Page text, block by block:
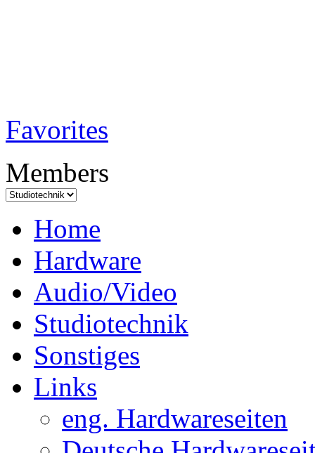
Favorites
Members
Home
Hardware
Audio/Video
Studiotechnik
Sonstiges
Links
eng. Hardwareseiten